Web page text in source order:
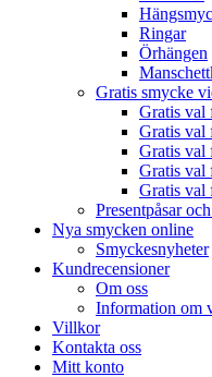
Ringar
Örhängen
Gratis smycke
Gratis val
Gratis val
Gratis val
Gratis val
Gratis val
Presentpåsar
Nya smycken online
Smyckesnyheter
Kundrecensioner
Om oss
Information om
Villkor
Kontakta oss
Mitt konto